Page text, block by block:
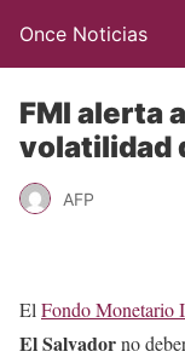
Once Noticias
FMI alerta
volatilidad
AFP
El Fondo Monetario
El Salvadorno